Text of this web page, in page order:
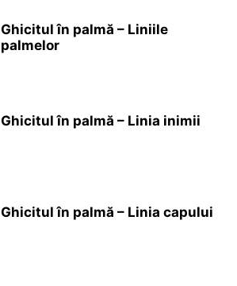
Ghicitul în palmă – Liniile
palmelor
Ghicitul în palmă – Linia inimii
Ghicitul în palmă – Linia capului